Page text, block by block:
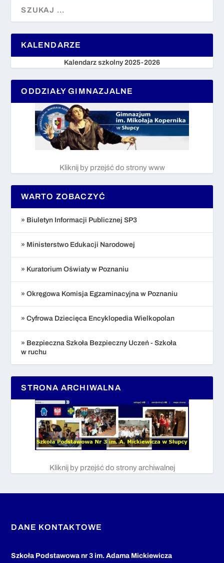
KALENDARZE
Kalendarz szkolny 2025-2026
ODDZIAŁY GIMNAZJALNE
Kliknij by przejść do strony www
WARTO ZOBACZYĆ
» Biuletyn Informacji Publicznej SP3
» Ministerstwo Edukacji Narodowej
» Kuratorium Oświaty w Poznaniu
» Okręgowa Komisja Egzaminacyjna w Poznaniu
» Cyfrowa Dziecięca Encyklopedia Wielkopolan
» Bezpieczna Szkoła Bezpieczny Uczeń - Szkoła
w ruchu
STRONA ARCHIWALNA
Kliknij by przejść do strony archiwalnej
DANE KONTAKTOWE
Szkoła Podstawowa nr 3 im. Adama Mickiewicza